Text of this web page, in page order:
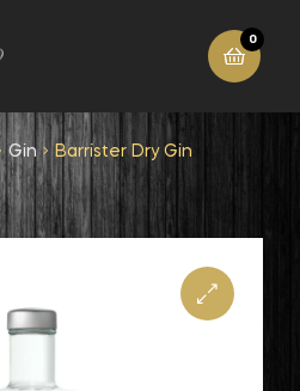
0
Gin Barrister Dry Gin